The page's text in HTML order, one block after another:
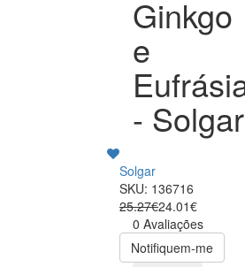
Ginkgo
e
- Solgar
Solgar
SKU: 136716
25.27€24.01€
0 Avaliações
Notifiquem-me